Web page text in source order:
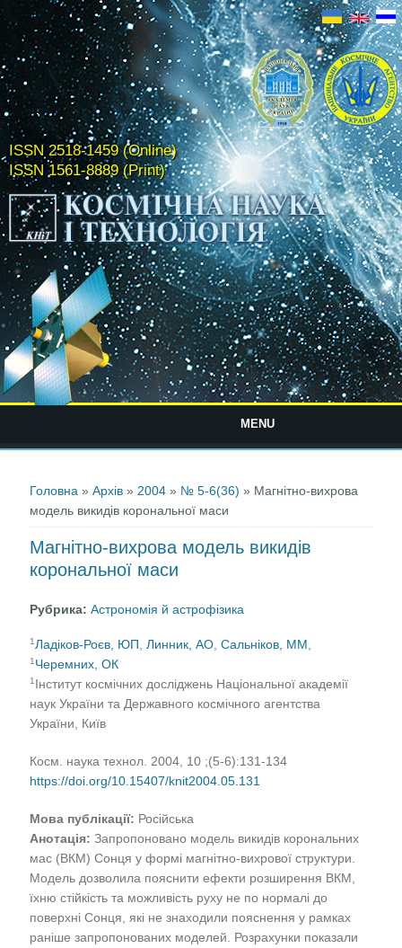
ISSN 2518-1459 (Online)
ISSN 1561-8889 (Print)
MENU
Головна »Архів » 2004 » № 5-6(36) » Магнітно-вихрова
модель викидів корональної маси
Магнітно-вихрова модель викидів
корональної маси
Рубрика:Астрономія й астрофізика
1 Ладіков-Роєв, ЮП ,Линник, АО ,Сальніков, ММ
1 Черемних, ОК
1 Інститут космічних досліджень Національної академії
наук України та Державного космічного агентства
України, Київ
Косм. наука технол. 2004, 10 ;(5-6):131-134
https://doi.org/10.15407/knit2004.05.131
Мова публікації: Російська
Анотація:Запропоновано модель викидів корональних
мас (ВКМ) Сонця у формі магнітно-вихрової структури.
Модель дозволила пояснити ефекти розширення ВКМ,
їхню стійкість та можливість руху не по нормалі до
поверхні Сонця, які не знаходили пояснення у рамках
раніше запропонованих моделей. Розрахунки показали